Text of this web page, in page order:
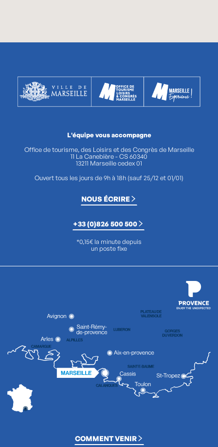
L'équipe vous accompagne
Office de tourisme, des Loisirs et des Congrès de Marseille
11 La Canebière - CS 60340
13211 Marseille cedex 01
Ouvert tous les jours de 9h à 18h (sauf 25/12 et 01/01)
NOUS ÉCRIRE
+33 (0)826 500 500
*0,15€ la minute depuis
un poste fixe
COMMENT VENIR